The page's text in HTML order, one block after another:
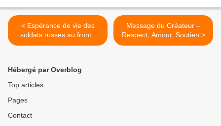
< Espérance de vie des
soldats russes au front :
grosse manip de LCI
Message du Créateur –
Respect, Amour, Soutien >
Hébergé par Overblog
Top articles
Pages
Contact